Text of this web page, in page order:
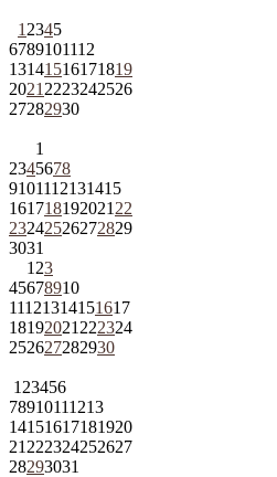
1 2345
6789101112
13141516171819
2021 2223242526
27282930
1
2345678
9101112131415
161718192021 22
23242526272829
3031
1 23
45678910
11121314151617
18192021 222324
252627282930
1 23456
78910111213
14151617181920
21 222324252627
28293031